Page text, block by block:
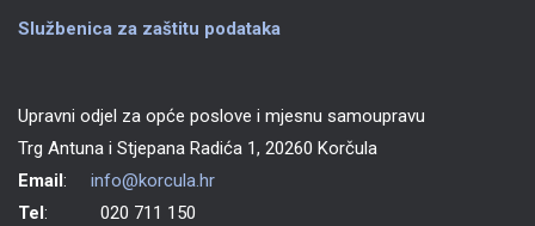
Službenica za zaštitu podataka
Upravni odjel za opće poslove i mjesnu samoupravu
Trg Antuna i Stjepana Radića 1, 20260 Korčula
Email: info@korcula.hr
Tel: 020 711 150